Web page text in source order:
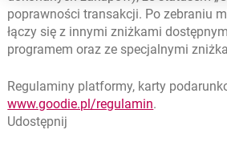
poprawności transakcji. Po zebraniu
łączy się z innymi zniżkami
programem oraz ze specjalnymi
Regulaminy platformy, karty
www.goodie.pl/regulaminlink otwiera
otwiera się
.
Udostępnij